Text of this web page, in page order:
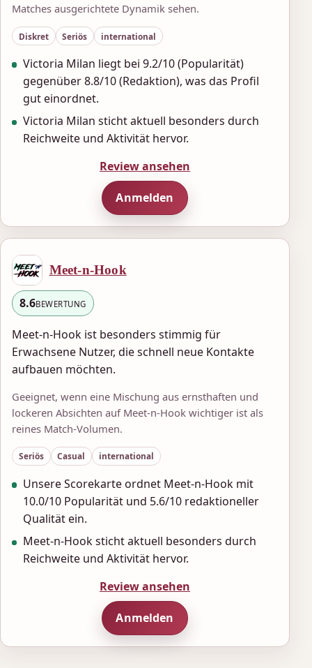
Matches ausgerichtete Dynamik sehen.
Diskret Seriös international
Victoria Milan liegt bei 9.2/10 (Popularität)
gegenüber 8.8/10 (Redaktion), was das Profil
gut einordnet.
Victoria Milan sticht aktuell besonders durch
Reichweite und Aktivität hervor.
Review ansehen
Anmelden
Meet-n-Hook
8.6BEWERTUNG
Meet-n-Hook ist besonders stimmig für
Erwachsene Nutzer, die schnell neue Kontakte
aufbauen möchten.
Geeignet, wenn eine Mischung aus ernsthaften und
lockeren Absichten auf Meet-n-Hook wichtiger ist als
reines Match-Volumen.
Seriös Casual international
Unsere Scorekarte ordnet Meet-n-Hook mit
10.0/10 Popularität und 5.6/10 redaktioneller
Qualität ein.
Meet-n-Hook sticht aktuell besonders durch
Reichweite und Aktivität hervor.
Review ansehen
Anmelden